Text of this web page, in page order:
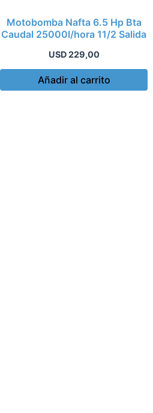
Motobomba Nafta 6.5 Hp Bta
Caudal 25000l/hora 11/2 Salida
USD229,00
Añadir al carrito